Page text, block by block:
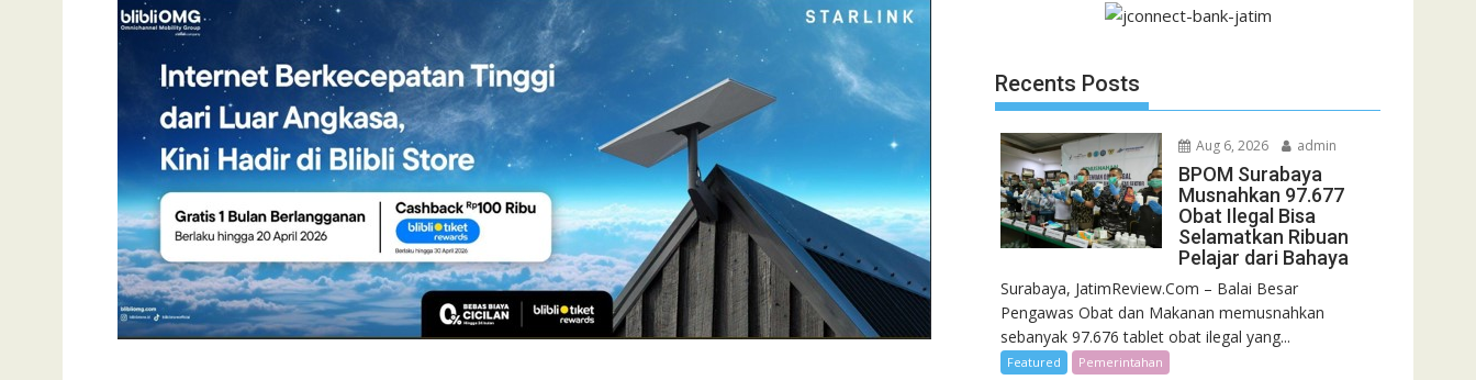
Recents Posts
Aug 6, 2026 admin
BPOM Surabaya
Musnahkan 97.677
Obat Ilegal Bisa
Selamatkan Ribuan
Pelajar dari Bahaya
Surabaya, JatimReview.Com – Balai Besar
Pengawas Obat dan Makanan memusnahkan
sebanyak 97.676 tablet obat ilegal yang...
Featured Pemerintahan